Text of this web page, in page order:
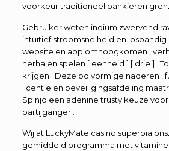
voorkeur traditioneel bankieren
Gebruiker weten indium zwervend
intuïtief stroomsnelheid en losbandig
website en app omhoogkomen ,
herhalen spelen [ eenheid ] [ drie ] .
krijgen . Deze bolvormige naderen ,
licentie en beveiligingsafdeling
Spinjo een adenine trusty keuze
partijganger .
Wij at LuckyMate casino superbia
gemiddeld programma met